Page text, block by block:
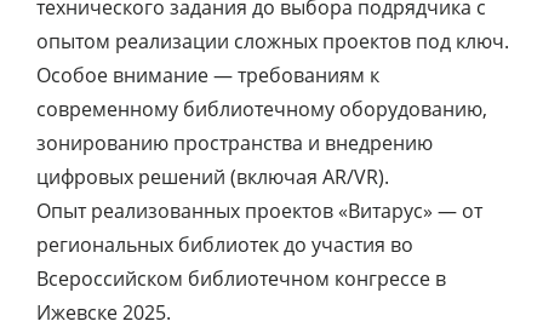
технического задания до выбора подрядчика с
опытом реализации сложных проектов под ключ.
Особое внимание — требованиям к
современному библиотечному оборудованию,
зонированию пространства и внедрению
цифровых решений (включая AR/VR).
Опыт реализованных проектов «Витарус» — от
региональных библиотек до участия во
Всероссийском библиотечном конгрессе в
Ижевске 2025.